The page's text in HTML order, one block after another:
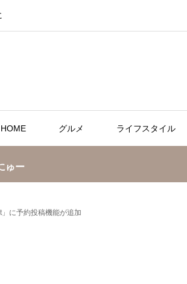
HOME グルメ ライフスタイル
ゅー
に予約投稿機能が追加